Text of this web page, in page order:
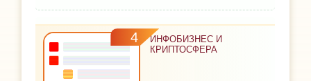
4
ИНФОБИЗНЕС И
КРИПТОСФЕРА